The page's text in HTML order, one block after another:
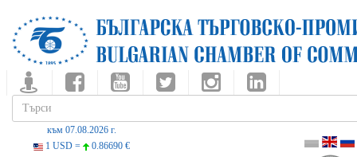
към 07.08.2026 г.
1 USD =
0.86690 €